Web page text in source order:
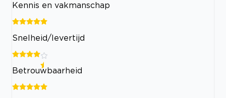
Kennis en vakmanschap
Snelheid/levertijd
Betrouwbaarheid